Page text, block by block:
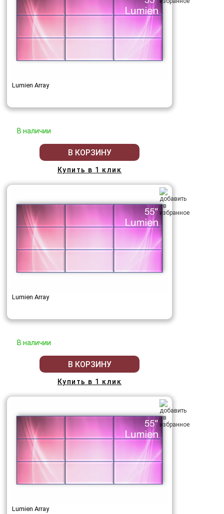
Lumien Array
В наличии
В КОРЗИНУ
Купить в 1 клик
Lumien Array
В наличии
В КОРЗИНУ
Купить в 1 клик
Lumien Array